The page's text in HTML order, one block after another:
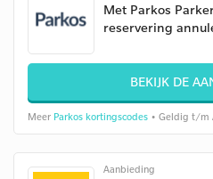
Met Parkos
reservering
BEKIJK DE
Meer Parkos kortingscodes • Geldig t/m
Aanbieding